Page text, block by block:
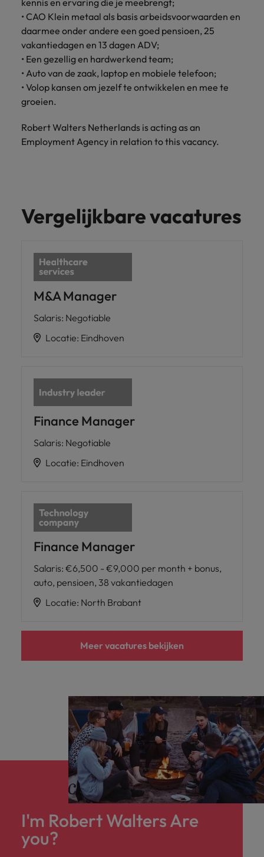
kennis en ervaring die je meebrengt;
• CAO Klein metaal als basis arbeidsvoorwaarden en
daarmee onder andere een goed pensioen, 25
vakantiedagen en 13 dagen ADV;
• Een gezellig en hardwerkend team;
• Auto van de zaak, laptop en mobiele telefoon;
• Volop kansen om jezelf te ontwikkelen en mee te
groeien.
Robert Walters Netherlands is acting as an
Employment Agency in relation to this vacancy.
Vergelijkbare vacatures
M&A Manager
Salaris: Negotiable
Locatie: Eindhoven
Finance Manager
Salaris: Negotiable
Locatie: Eindhoven
Finance Manager
Salaris: €6,500 - €9,000 per month + bonus,
auto, pensioen, 38 vakantiedagen
Locatie: North Brabant
Meer vacatures bekijken
I'm Robert Walters Are
you?